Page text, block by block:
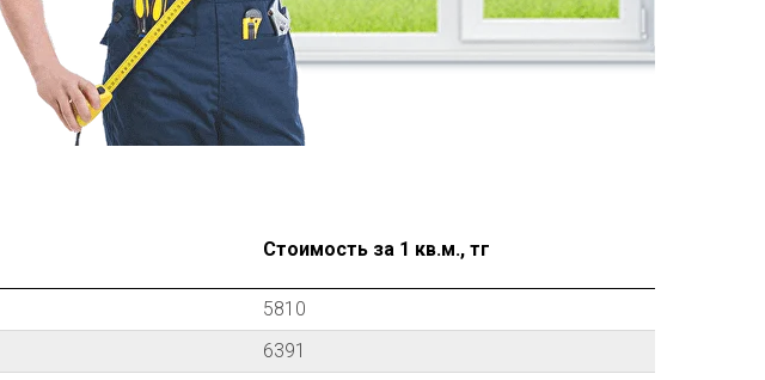
Стоимость за 1 кв.м., тг
5810
6391